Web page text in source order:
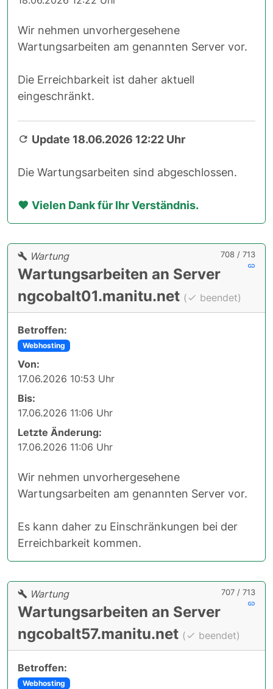
Wir nehmen unvorhergesehene
Wartungsarbeiten am genannten Server vor.
Die Erreichbarkeit ist daher aktuell
eingeschränkt.
Update 18.06.2026 12:22 Uhr
Die Wartungsarbeiten sind abgeschlossen.
Vielen Dank für Ihr Verständnis.
708 / 713
Wartung
Wartungsarbeiten an Server
ngcobalt01.manitu.net ( beendet)
Betroffen:
Webhosting
Von:
17.06.2026 10:53 Uhr
Bis:
17.06.2026 11:06 Uhr
Letzte Änderung:
17.06.2026 11:06 Uhr
Wir nehmen unvorhergesehene
Wartungsarbeiten am genannten Server vor.
Es kann daher zu Einschränkungen bei der
Erreichbarkeit kommen.
707 / 713
Wartung
Wartungsarbeiten an Server
ngcobalt57.manitu.net ( beendet)
Betroffen:
Webhosting